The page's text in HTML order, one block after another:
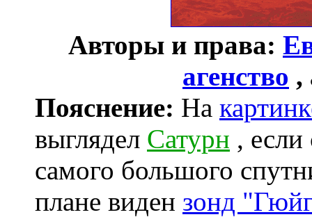
Авторы и права:
агенство ,
Пояснение: На
выглядел Сатурн , если
самого большого
плане виден зонд